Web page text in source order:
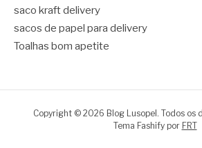
saco kraft delivery
sacos de papel para delivery
Toalhas bom apetite
Copyright © 2026 Blog Lusopel. Todos os
Tema Fashify por FRT